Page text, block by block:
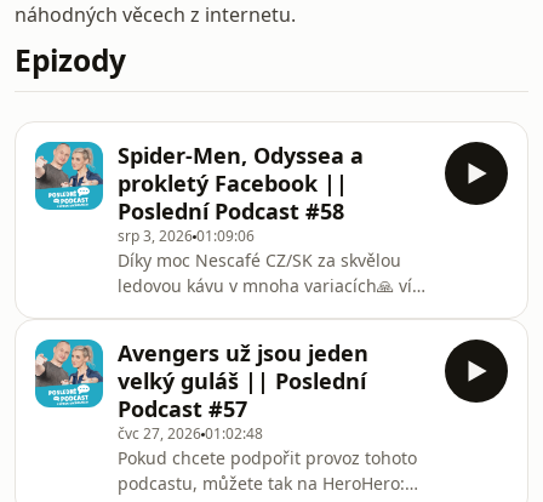
náhodných věcech z internetu.
Epizody
Spider-Men, Odyssea a
prokletý Facebook ||
Poslední Podcast #58
srp 3, 202601:09:06
Díky moc Nescafé CZ/SK za skvělou
ledovou kávu v mnoha variacích🙏 více
cz/kampane/osvez-se-a-bud-
readyPokud chcete podpořit provoz
tohoto podcastu, můžete tak na
HeroHero:
https://herohero.co/poslednipodcast,
kde také najdete každou středu
Avengers už jsou jeden
velký guláš || Poslední
Podcast #57
čvc 27, 202601:02:48
Pokud chcete podpořit provoz tohoto
podcastu, můžete tak na HeroHero: